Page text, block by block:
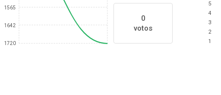
1565
1642
1720
0
votos
5
4
3
2
1